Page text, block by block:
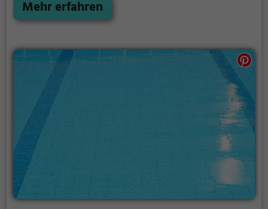
oder einfach mit Freunden ist das Centre de Loisirs
Piscine et Spa genau die richtige Adresse.
Mehr erfahren